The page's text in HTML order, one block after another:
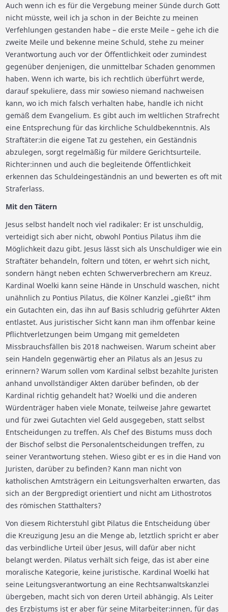
Auch wenn ich es für die Vergebung meiner Sünde durch Gott
nicht müsste, weil ich ja schon in der Beichte zu meinen
Verfehlungen gestanden habe – die erste Meile – gehe ich die
zweite Meile und bekenne meine Schuld, stehe zu meiner
Verantwortung auch vor der Öffentlichkeit oder zumindest
gegenüber denjenigen, die unmittelbar Schaden genommen
haben. Wenn ich warte, bis ich rechtlich überführt werde,
darauf spekuliere, dass mir sowieso niemand nachweisen
kann, wo ich mich falsch verhalten habe, handle ich nicht
gemäß dem Evangelium. Es gibt auch im weltlichen Strafrecht
eine Entsprechung für das kirchliche Schuldbekenntnis. Als
Straftäter:in die eigene Tat zu gestehen, ein Geständnis
abzulegen, sorgt regelmäßig für mildere Gerichtsurteile.
Richter:innen und auch die begleitende Öffentlichkeit
erkennen das Schuldeingeständnis an und bewerten es oft mit
Straferlass.
Mit den Tätern
Jesus selbst handelt noch viel radikaler: Er ist unschuldig,
verteidigt sich aber nicht, obwohl Pontius Pilatus ihm die
Möglichkeit dazu gibt. Jesus lässt sich als Unschuldiger wie ein
Straftäter behandeln, foltern und töten, er wehrt sich nicht,
sondern hängt neben echten Schwerverbrechern am Kreuz.
Kardinal Woelki kann seine Hände in Unschuld waschen, nicht
unähnlich zu Pontius Pilatus, die Kölner Kanzlei „gießt“ ihm
ein Gutachten ein, das ihn auf Basis schludrig geführter Akten
entlastet. Aus juristischer Sicht kann man ihm offenbar keine
Pflichtverletzungen beim Umgang mit gemeldeten
Missbrauchsfällen bis 2018 nachweisen. Warum scheint aber
sein Handeln gegenwärtig eher an Pilatus als an Jesus zu
erinnern? Warum sollen vom Kardinal selbst bezahlte Juristen
anhand unvollständiger Akten darüber befinden, ob der
Kardinal richtig gehandelt hat? Woelki und die anderen
Würdenträger haben viele Monate, teilweise Jahre gewartet
und für zwei Gutachten viel Geld ausgegeben, statt selbst
Entscheidungen zu treffen. Als Chef des Bistums muss doch
der Bischof selbst die Personalentscheidungen treffen, zu
seiner Verantwortung stehen. Wieso gibt er es in die Hand von
Juristen, darüber zu befinden? Kann man nicht von
katholischen Amtsträgern ein Leitungsverhalten erwarten, das
sich an der Bergpredigt orientiert und nicht am Lithostrotos
des römischen Statthalters?
Von diesem Richterstuhl gibt Pilatus die Entscheidung über
die Kreuzigung Jesu an die Menge ab, letztlich spricht er aber
das verbindliche Urteil über Jesus, will dafür aber nicht
belangt werden. Pilatus verhält sich feige, das ist aber eine
moralische Kategorie, keine juristische. Kardinal Woelki hat
seine Leitungsverantwortung an eine Rechtsanwaltskanzlei
übergeben, macht sich von deren Urteil abhängig. Als Leiter
des Erzbistums ist er aber für seine Mitarbeiter:innen, für das